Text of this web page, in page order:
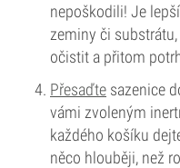
nepoškodili! Je
zeminy či
očistit a přitom
Přesaďte sazenice
vámi zvoleným
každého košíku
něco hlouběji, než